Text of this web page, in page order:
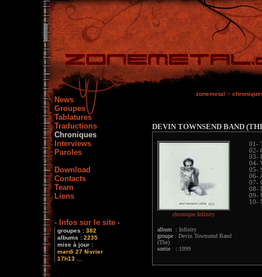
News
Groupes
Tablatures
Traductions
Chroniques
Interviews
Paroles
Download
Contacts
Team
Liens
- Infos sur le site -
groupes : 382
albums : 2235
mise à jour :
mardi 27 février
17h13 ...
zonemetal >
DEVIN TOWNSEND BAND
chronique Infinity
album : Infinity
groupe : Devin Townsend Band
(The)
sortie : 1999
01-
02-
03-
04-
05-
06-
07-
08-
09-
10-